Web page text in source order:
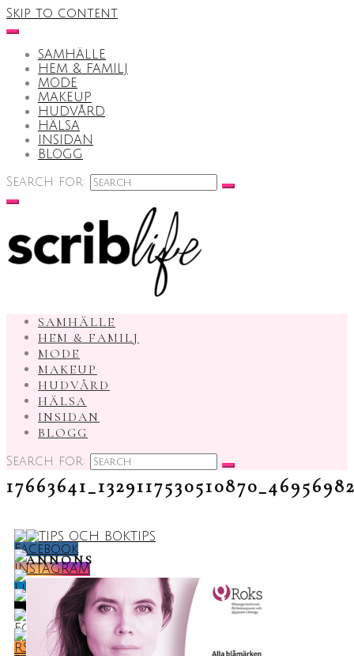
Skip to content
SAMHÄLLE
HEM & FAMILJ
MODE
MAKEUP
HUDVÅRD
HÄLSA
INSIDAN
BLOGG
Search for:
SAMHÄLLE
HEM & FAMILJ
MODE
MAKEUP
HUDVÅRD
HÄLSA
INSIDAN
BLOGG
Search for:
ANNONS